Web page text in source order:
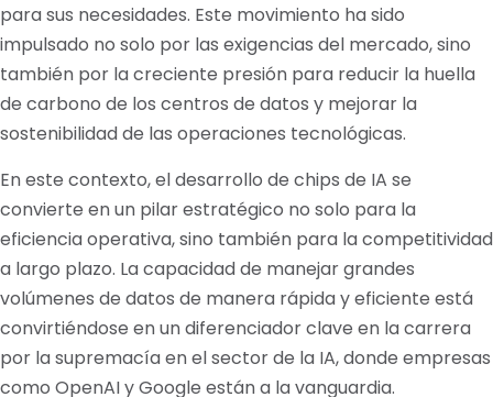
para sus necesidades. Este movimiento ha sido
impulsado no solo por las exigencias del mercado, sino
también por la creciente presión para reducir la huella
de carbono de los centros de datos y mejorar la
sostenibilidad de las operaciones tecnológicas.
En este contexto, el desarrollo de chips de IA se
convierte en un pilar estratégico no solo para la
eficiencia operativa, sino también para la competitividad
a largo plazo. La capacidad de manejar grandes
volúmenes de datos de manera rápida y eficiente está
convirtiéndose en un diferenciador clave en la carrera
por la supremacía en el sector de la IA, donde empresas
como OpenAI y Google están a la vanguardia.